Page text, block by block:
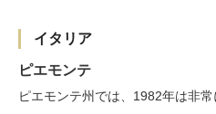
イタリア
ピエモンテ
ピエモンテ州では、1982年は非